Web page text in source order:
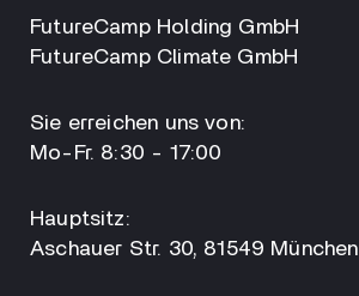
FutureCamp Holding GmbH
FutureCamp Climate GmbH
Sie erreichen uns von:
Mo-Fr. 8:30 - 17:00
Hauptsitz:
Aschauer Str. 30, 81549 München